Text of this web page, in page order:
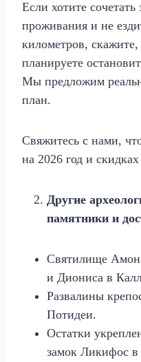
Если хотите
проживания и не
километров,
планируете
Мы предложим
план.
Свяжитесь с нами,
на 2026 год и
Другие
памятники и
Святилище
и Диониса в
Развалины
Потидеи.
Остатки
замок Ликифос